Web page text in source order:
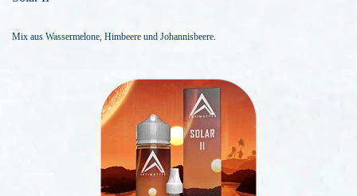
Mix aus Wassermelone, Himbeere und Johannisbeere.